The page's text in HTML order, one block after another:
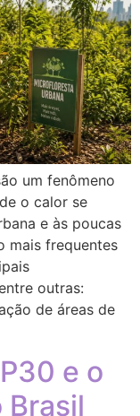
um fenômeno
o calor se
e às poucas
mais frequentes
outras:
de áreas de
e o